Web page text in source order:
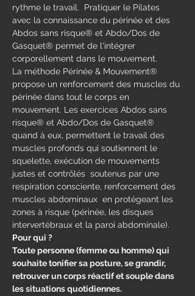
rythme le travail.  Pratiquer le Pilates
avec la connaissance du périnée et des
Abdos sans risque® et Abdo/Dos de
Gasquet® permet de l'intégrer
corporellement dans le mouvement.
La méthode Périnée & Mouvement®
propose un renforcement des muscles du
périnée dans tout le corps en
mouvement.​ Les exercices Abdos sans
risque® et Abdo/Dos de Gasquet®
quand à eux, permettent le travail des
muscles profonds qui soutiennent le
squelette, exécution de mouvements
justes et contrôlés  soutenus par une
respiration consciente, renforcement des
muscles abdominaux  en protégeant les
zones à risque (périnée, les disques
intervertébraux et la paroi abdominale).
Pour qui ?
Toute personne (femme ou homme) qui
souhaite tonifier sa posture, se grandir,
retrouver un corps réactif et souple dans
les situations quotidiennes.